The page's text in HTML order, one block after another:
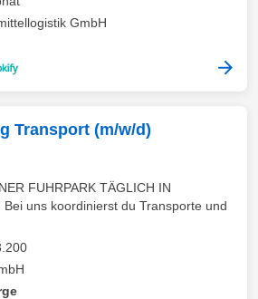
GmbH
Transport (m/w/d)
FUHRPARK TÄGLICH IN
Bei uns koordinierst du Transporte und